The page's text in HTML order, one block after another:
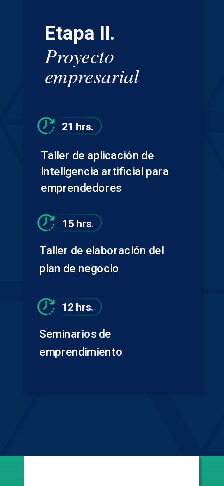
Etapa II.
Proyecto
empresarial
Taller de aplicación de
inteligencia artificial para
emprendedores
21 hrs.
15 hrs.
Taller de elaboración del
plan de negocio
12 hrs.
Seminarios de
emprendimiento